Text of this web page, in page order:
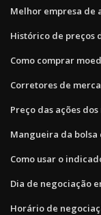
Melhor empresa de
Histórico de preços
Como comprar
Corretores de
Preço das ações
Mangueira da bolsa
Como usar o
Dia de negociação
Horário de